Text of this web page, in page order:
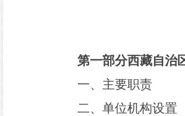
第一部分西藏自治
一、主要职责
二、 单位机构设置